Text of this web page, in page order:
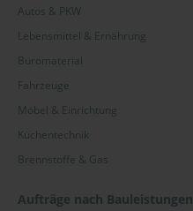
Autos & PKW
Lebensmittel & Ernährung
Büromaterial
Fahrzeuge
Möbel & Einrichtung
Küchentechnik
Brennstoffe & Gas
Aufträge nach Bauleistungen